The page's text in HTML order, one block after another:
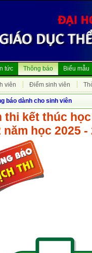
tức Thông báo
viên Điểm sinh viên
Biểu mẫu
báo dành cho sinh viên
thi kết thúc
năm học 2025